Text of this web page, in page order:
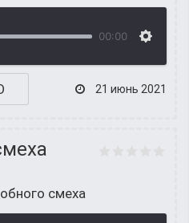
00:00
21 июнь 2021
смеха